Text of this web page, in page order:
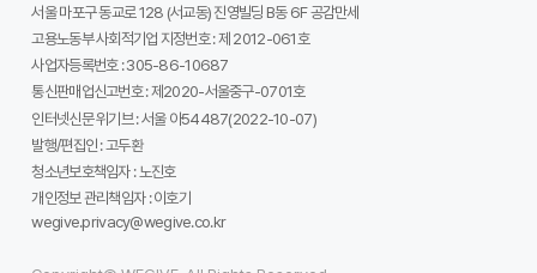
서울 마포구 동교로 128 (서교동) 진영빌딩 B동 6F 공감만세
고용노동부 사회적기업 지정번호 : 제 2012-061호
사업자등록번호 :305-86-10687
통신판매업신고번호 :제2020-서울중구-0701호
인터넷신문 위기브 :서울 아54487(2022-10-07)
발행/편집인 :고두환
청소년보호책임자 :노진호
개인정보 관리책임자 :이호기
wegive.privacy@wegive.co.kr